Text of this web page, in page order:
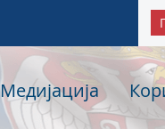
Медијација